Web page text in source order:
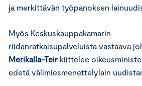
ja merkittävän työpanoksen
Myös Keskuskauppakamarin
riidanratkaisupalveluista vastaava
Merikalla-Teir kiittelee
edetä välimiesmenettelylain